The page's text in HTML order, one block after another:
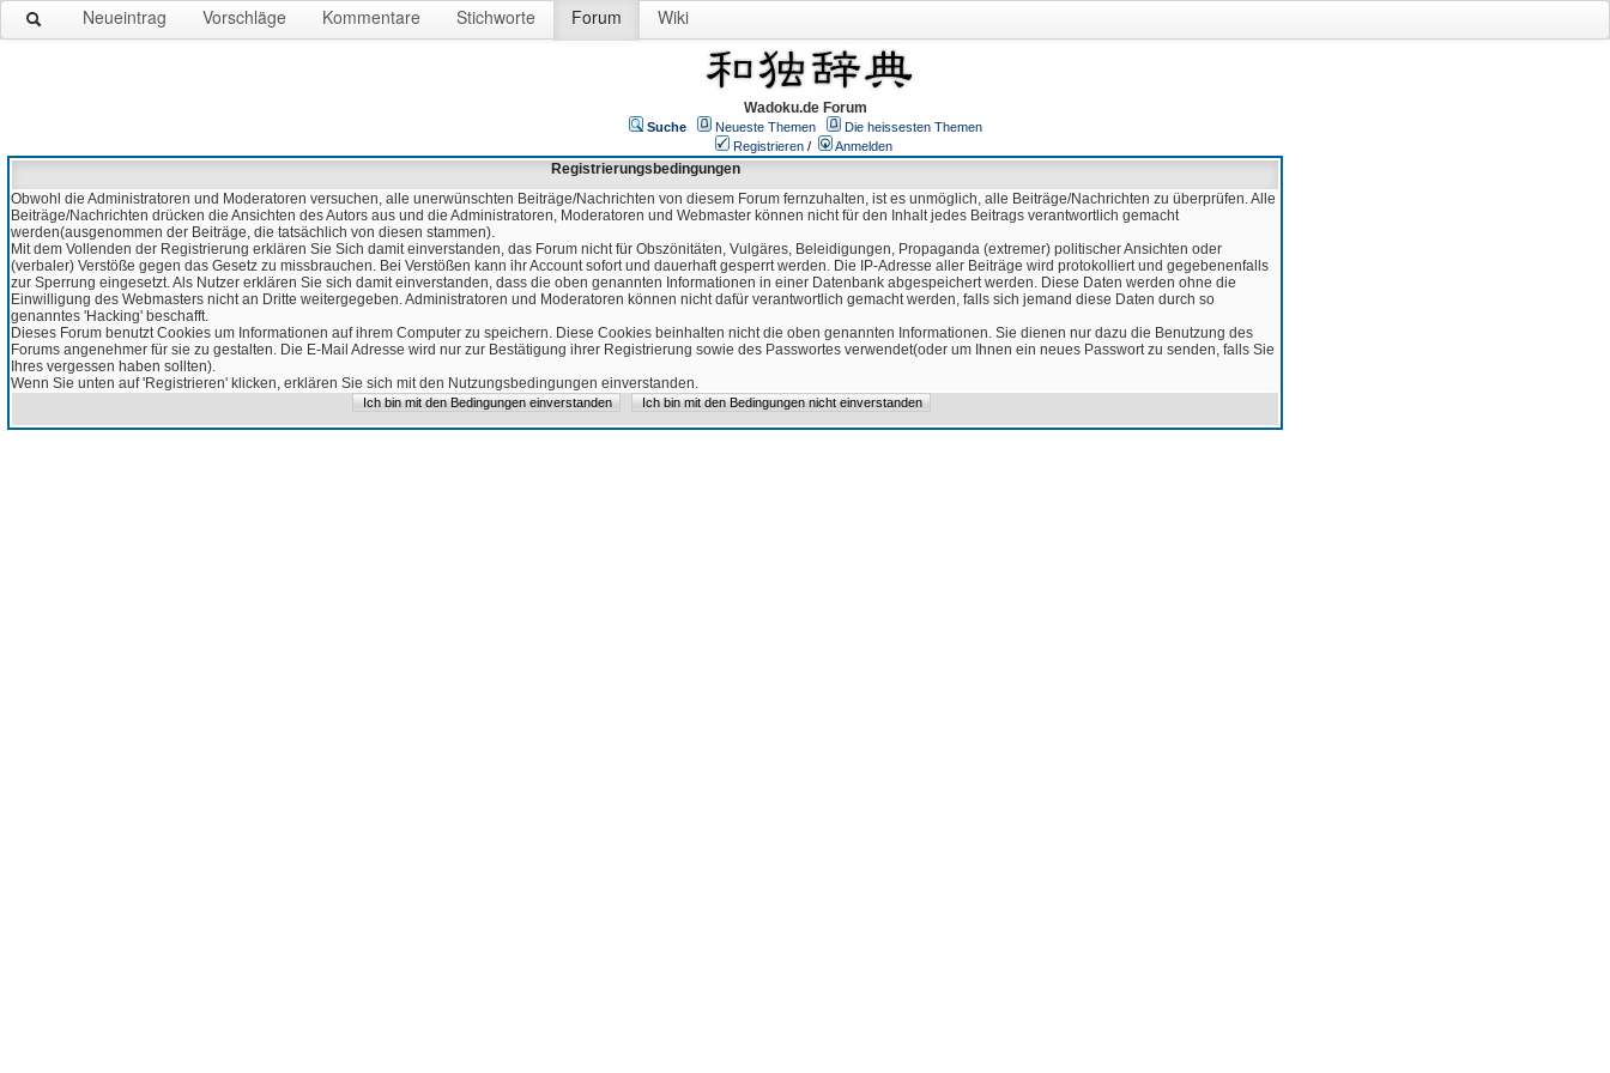
Neueintrag Vorschläge Kommentare Stichworte Forum Wiki
Wadoku.de Forum
Suche Neueste Themen
Die heissesten Themen
Registrieren / Anmelden
Registrierungsbedingungen
Obwohl die Administratoren und Moderatoren versuchen, alle unerwünschten Beiträge/Nachrichten von diesem Forum fernzuhalten, ist es unmöglich, alle Beiträge/Nachrichten zu überprüfen. Alle
Beiträge/Nachrichten drücken die Ansichten des Autors aus und die Administratoren, Moderatoren und Webmaster können nicht für den Inhalt jedes Beitrags verantwortlich gemacht
werden(ausgenommen der Beiträge, die tatsächlich von diesen stammen).
Mit dem Vollenden der Registrierung erklären Sie Sich damit einverstanden, das Forum nicht für Obszönitäten, Vulgäres, Beleidigungen, Propaganda (extremer) politischer Ansichten oder
(verbaler) Verstöße gegen das Gesetz zu missbrauchen. Bei Verstößen kann ihr Account sofort und dauerhaft gesperrt werden. Die IP-Adresse aller Beiträge wird protokolliert und gegebenenfalls
zur Sperrung eingesetzt. Als Nutzer erklären Sie sich damit einverstanden, dass die oben genannten Informationen in einer Datenbank abgespeichert werden. Diese Daten werden ohne die
Einwilligung des Webmasters nicht an Dritte weitergegeben. Administratoren und Moderatoren können nicht dafür verantwortlich gemacht werden, falls sich jemand diese Daten durch so
genanntes 'Hacking' beschafft.
Dieses Forum benutzt Cookies um Informationen auf ihrem Computer zu speichern. Diese Cookies beinhalten nicht die oben genannten Informationen. Sie dienen nur dazu die Benutzung des
Forums angenehmer für sie zu gestalten. Die E-Mail Adresse wird nur zur Bestätigung ihrer Registrierung sowie des Passwortes verwendet(oder um Ihnen ein neues Passwort zu senden, falls Sie
Ihres vergessen haben sollten).
Wenn Sie unten auf 'Registrieren' klicken, erklären Sie sich mit den Nutzungsbedingungen einverstanden.